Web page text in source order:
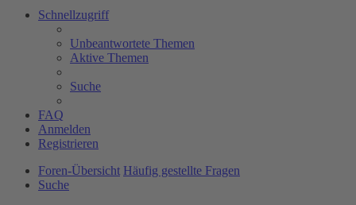
Schnellzugriff
Unbeantwortete Themen
Aktive Themen
Suche
FAQ
Anmelden
Registrieren
Foren-Übersicht Häufig gestellte Fragen
Suche